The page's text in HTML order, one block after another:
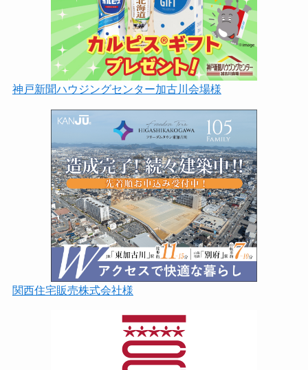
神戸新聞ハウジングセンター加古川会場様
関西住宅販売株式会社様